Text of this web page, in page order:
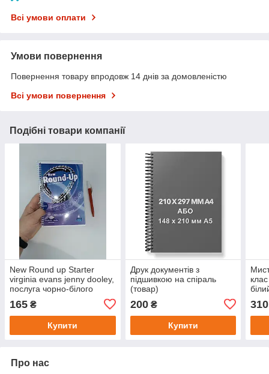
Всі умови оплати
Умови повернення
Повернення товару впродовж 14 днів за домовленістю
Всі умови повернення
Подібні товари компанії
New Round up Starter
virginia evans jenny dooley,
послуга чорно-білого
165 ₴
Купити
Друк документів з
підшивкою на спіраль
(товар)
200₴
Купити
310
Про нас